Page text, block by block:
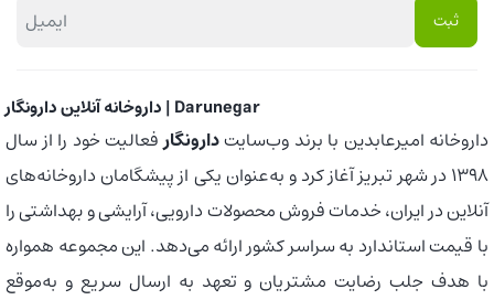
داروخانه آنلاین دارونگار | Darunegar
داروخانه امیرعابدین با برند وب‌سایتدارونگارفعالیت خود را از سال
1398 در شهر تبریز آغاز کرد و به‌عنوان یکی از پیشگامان داروخانه‌های
آنلاین در ایران، خدمات فروش محصولات دارویی، آرایشی و بهداشتی را
با قیمت استاندارد به سراسر کشور ارائه می‌دهد. این مجموعه همواره
با هدف جلب رضایت مشتریان و تعهد به ارسال سریع و به‌موقع